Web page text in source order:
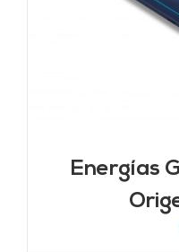
Energías